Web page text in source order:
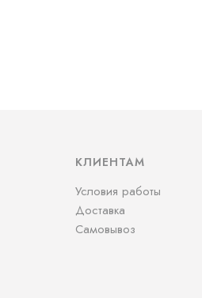
КЛИЕНТАМ
Условия работы
Доставка
Самовывоз